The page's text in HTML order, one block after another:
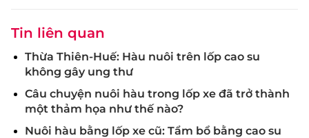
Tin liên quan
Thừa Thiên-Huế: Hàu nuôi trên lốp cao su
không gây ung thư
Câu chuyện nuôi hàu trong lốp xe đã trở thành
một thảm họa như thế nào?
Nuôi hàu bằng lốp xe cũ: Tẩm bổ bằng cao su